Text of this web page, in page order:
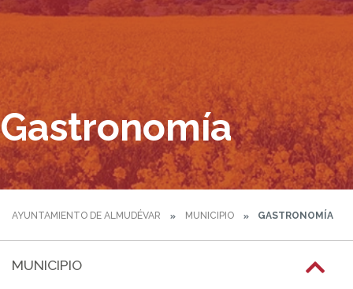
Gastronomía
AYUNTAMIENTO DE ALMUDÉVAR MUNICIPIO GASTRONOMÍA
MUNICIPIO